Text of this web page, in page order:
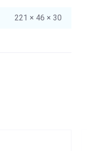
221 × 46 × 30